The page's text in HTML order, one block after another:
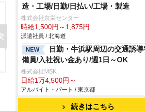
造・工場/日勤/日払い/工場・製造
株式会社京栄センター
時給1,500円～1,875円
派遣社員 / 北海道
NEW
日勤・牛浜駅周辺の交通誘
備員/入社祝い金あり/週1日～OK
株式会社MSK
日給1万4,500円～
アルバイト・パート / 東京都
続きはこちら